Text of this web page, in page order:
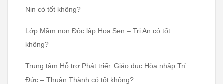
Nin có tốt không?
Lớp Mầm non Độc lập Hoa Sen – Trị An có tốt
không?
Trung tâm Hỗ trợ Phát triển Giáo dục Hòa nhập Trí
Đức – Thuận Thành có tốt không?